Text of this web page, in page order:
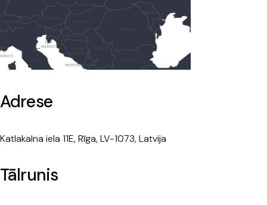
Adrese
Katlakalna iela 11E, Rīga, LV-1073, Latvija
Tālrunis